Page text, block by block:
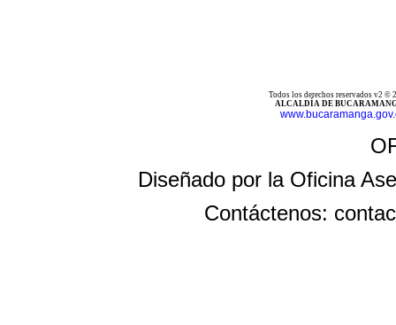
Todos los derechos reservados v2 ©
ALCALDÍA DE
Diseñado por la Oficina
Contáctenos: